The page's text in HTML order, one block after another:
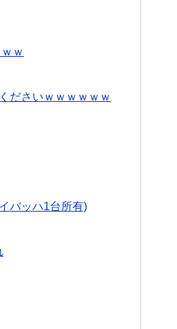
ｗ
ださいｗｗｗｗｗｗ
バッハ1台所有)